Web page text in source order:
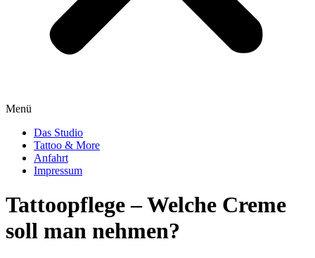
Menü
Das Studio
Tattoo & More
Anfahrt
Impressum
Tattoopflege – Welche Creme
soll man nehmen?